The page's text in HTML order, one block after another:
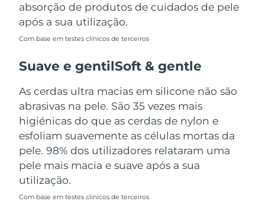
absorção de produtos de cuidados de pele
após a sua utilização.
Com base em testes clínicos de terceiros
Suave e gentilSoft & gentle
As cerdas ultra macias em silicone não são
abrasivas na pele. São 35 vezes mais
higiénicas do que as cerdas de nylon e
esfoliam suavemente as células mortas da
pele. 98% dos utilizadores relataram uma
pele mais macia e suave após a sua
utilização.
Com base em testes clínicos de terceiros
Emirados Árabes
Unidos
Entrega prevista09.08.26
Estados Unidos Entrega prevista
Uzbequistão Entrega prevista
Vietnã Entrega prevista 14.08.26